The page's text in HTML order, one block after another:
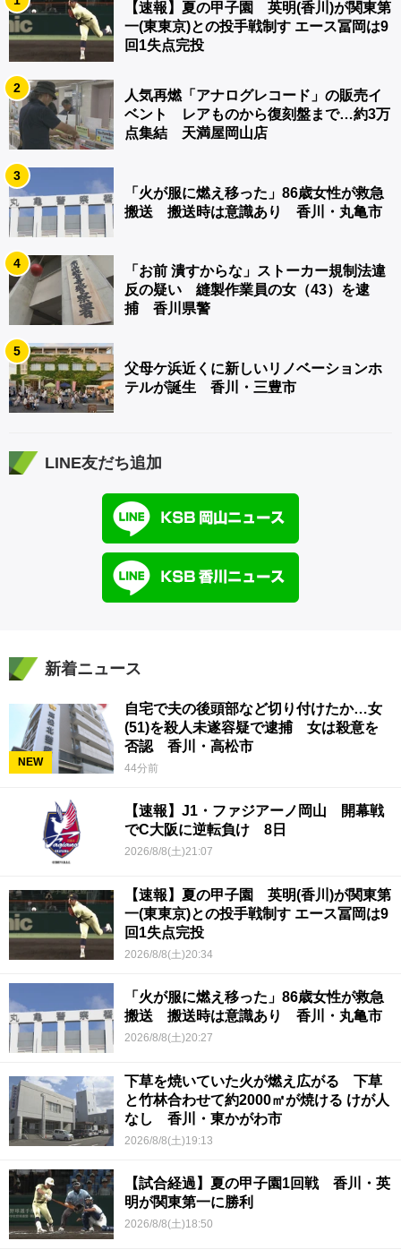
【速報】夏の甲子園 英明(香川)が関東第
一(東東京)との投手戦制す エース冨岡は9
回1失点完投
2
人気再燃「アナログレコード」の販売イ
ベント レアものから復刻盤まで…約3万
点集結 天満屋岡山店
3
「火が服に燃え移った」86歳女性が救急
搬送 搬送時は意識あり 香川・丸亀市
4
「お前 潰すからな」ストーカー規制法違
反の疑い 縫製作業員の女（43）を逮
捕 香川県警
5
父母ケ浜近くに新しいリノベーションホ
テルが誕生 香川・三豊市
LINE友だち追加
新着ニュース
NEW
自宅で夫の後頭部など切り付けたか…女
(51)を殺人未遂容疑で逮捕 女は殺意を
否認 香川・高松市
44分前
【速報】J1・ファジアーノ岡山 開幕戦
でC大阪に逆転負け 8日
2026/8/8(土)21:07
【速報】夏の甲子園 英明(香川)が関東第
一(東東京)との投手戦制す エース冨岡は9
回1失点完投
2026/8/8(土)20:34
「火が服に燃え移った」86歳女性が救急
搬送 搬送時は意識あり 香川・丸亀市
2026/8/8(土)20:27
下草を焼いていた火が燃え広がる 下草
と竹林合わせて約2000㎡が焼ける けが人
なし 香川・東かがわ市
2026/8/8(土)19:13
【試合経過】夏の甲子園1回戦 香川・英
明が関東第一に勝利
2026/8/8(土)18:50